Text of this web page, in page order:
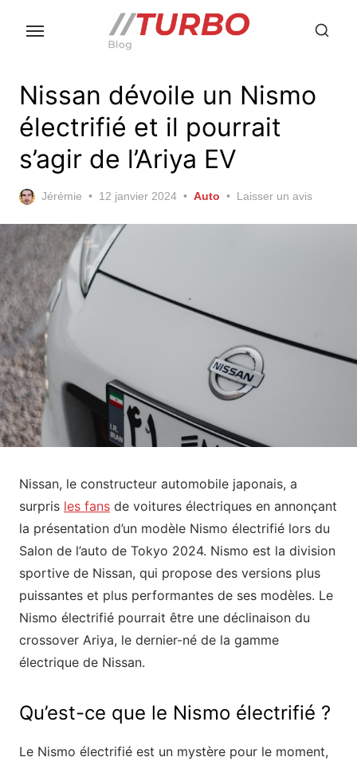
Nissan dévoile un Nismo
électrifié et il pourrait
s’agir de l’Ariya EV
Jérémie
Posted
12 janvier 2024 Auto Laisser un avis
Nissan, le constructeur automobile japonais, a
surpris les fans de voitures électriques en annonçant
la présentation d’un modèle Nismo électrifié lors du
Salon de l’auto de Tokyo 2024. Nismo est la division
sportive de Nissan, qui propose des versions plus
puissantes et plus performantes de ses modèles. Le
Nismo électrifié pourrait être une déclinaison du
crossover Ariya, le dernier-né de la gamme
électrique de Nissan.
Qu’est-ce que le Nismo électrifié ?
Le Nismo électrifié est un mystère pour le moment,